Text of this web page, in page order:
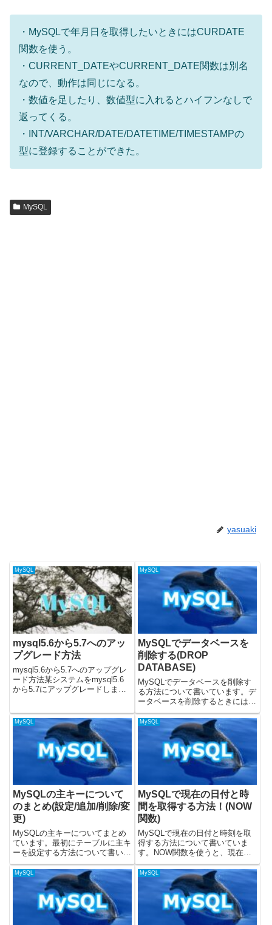
・MySQLで年月日を取得したいときにはCURDATE
関数を使う。
・CURRENT_DATEやCURRENT_DATE関数は別名
なので、動作は同じになる。
・数値を足したり、数値型に入れるとハイフンなしで
返ってくる。
・INT/VARCHAR/DATE/DATETIME/TIMESTAMPの
型に登録することができた。
MySQL
yasuaki
MySQL
mysql5.6から5.7へのアッ
プグレード方法
mysql5.6から5.7へのアップグレ
ード方法某システムをmysql5.6
から5.7にアップグレードしまし
ケーションでエラーが出た箇所に
ついて記載しています。アップグ
MySQL
MySQLでデータベースを
削除する(DROP
DATABASE)
MySQLでデータベースを削除す
る方法について書いています。デ
ータベースを削除するときには
DROP DATABASEを使うと良い
です。MySQLのバージョン
8.0.32で、動作を検証していま
す。データベースを削除する方法
MySQLでデータベ...
MySQL
MySQLの主キーについて
のまとめ(設定/追加/削除/変
更)
MySQLの主キーについてまとめ
ています。最初にテーブルに主キ
ーを設定する方法について書いて
いて、その後に追加・削除・変更
する方法について書きました。載
せているSQLはMySQLのバージ
ョン8.0.15で確認しました。主キ
ーとは？設定する方...
MySQL
MySQLで現在の日付と時
間を取得する方法！(NOW
関数)
MySQLで現在の日付と時刻を取
得する方法について書いていま
す。NOW関数を使うと、現在の
日付と時刻を取得することができ
ます。この記事に載せているSQL
はMySQLのバージョン8.0.32を
使って動作を確認しています。公
式ドキュメントではこ...
MySQL MySQL